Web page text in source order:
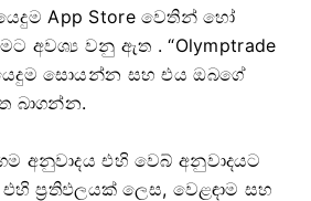
App Store වෙතින් හෝ
අවශ්‍ය වනු ඇත . “Olymptrade
යෙදුම සොයන්න සහ එය ඔබගේ
බාගන්න.
අනුවාදය එහි වෙබ් අනුවාදයට
ප්‍රතිඵලයක් ලෙස, වෙළඳාම සහ